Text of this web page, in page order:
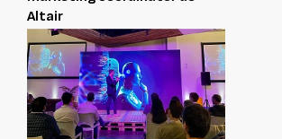
Altair
12 NOVIEMBRE, 2024